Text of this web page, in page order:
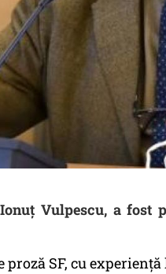
Vulpescu, a fost
SF, cu